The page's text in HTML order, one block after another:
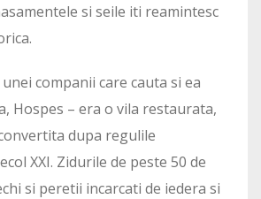
si seile iti reamintesc
companii care cauta si ea
Hospes – era o vila restaurata,
dupa regulile
XXI. Zidurile de peste 50 de
si peretii incarcati de iedera si